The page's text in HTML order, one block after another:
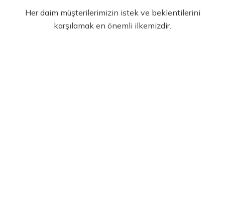
Her daim müşterilerimizin istek ve beklentilerini
karşılamak en önemli ilkemizdir.